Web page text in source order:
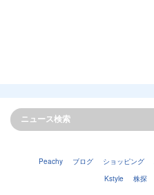
Peachy ブログ ショッピング
Kstyle
株探